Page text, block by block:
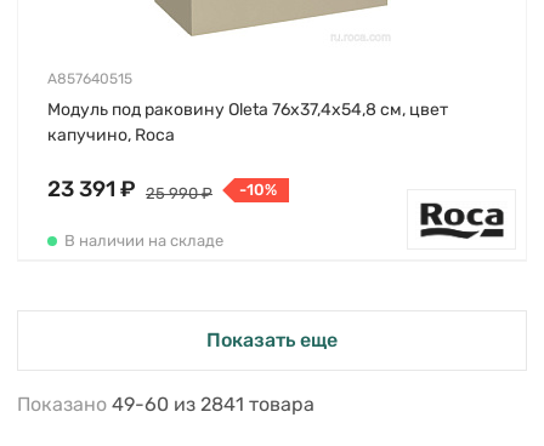
A857640515
Модуль под раковину Oleta 76х37,4х54,8 см, цвет
капучино, Roca
23 391 ₽ 25 990 ₽ -10%
В наличии на складе
Показать еще
Показано 49-60 из 2841 товара